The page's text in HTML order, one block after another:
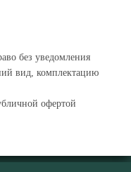
без уведомления
вид, комплектацию
офертой